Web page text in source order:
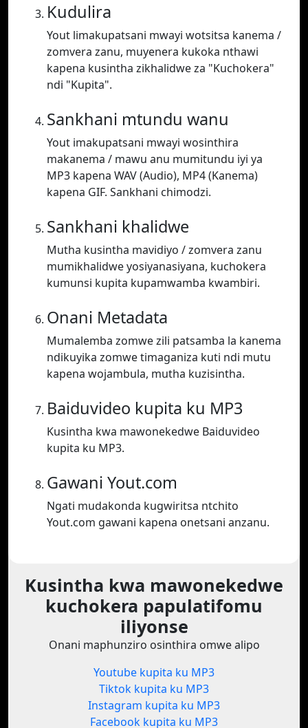
Kudulira
Yout limakupatsani mwayi wotsitsa kanema /
zomvera zanu, muyenera kukoka nthawi
kapena kusintha zikhalidwe za "Kuchokera"
ndi "Kupita".
Sankhani mtundu wanu
Yout imakupatsani mwayi wosinthira
makanema / mawu anu mumitundu iyi ya
MP3 kapena WAV (Audio), MP4 (Kanema)
kapena GIF. Sankhani chimodzi.
Sankhani khalidwe
Mutha kusintha mavidiyo / zomvera zanu
mumikhalidwe yosiyanasiyana, kuchokera
kumunsi kupita kupamwamba kwambiri.
Onani Metadata
Mumalemba zomwe zili patsamba la kanema
ndikuyika zomwe timaganiza kuti ndi mutu
kapena wojambula, mutha kuzisintha.
Baiduvideo kupita ku MP3
Kusintha kwa mawonekedwe Baiduvideo
kupita ku MP3.
Gawani Yout.com
Ngati mudakonda kugwiritsa ntchito
Yout.com gawani kapena onetsani anzanu.
Kusintha kwa mawonekedwe
kuchokera papulatifomu
iliyonse
Onani maphunziro osinthira omwe alipo
Youtube kupita ku MP3
Tiktok kupita ku MP3
Instagram kupita ku MP3
Facebook kupita ku MP3